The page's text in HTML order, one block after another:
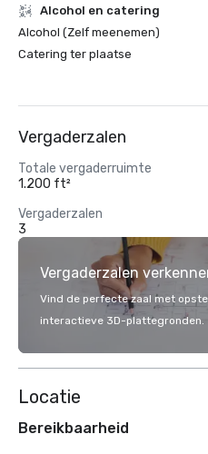
Alcohol en catering
Alcohol (Zelf meenemen)
Catering ter plaatse
Vergaderzalen
Totale vergaderruimte
1.200 ft²
Vergaderzalen
3
Vergaderzalen
Vind de perfecte zaal met
interactieve 3D-plattegronden.
Locatie
Bereikbaarheid